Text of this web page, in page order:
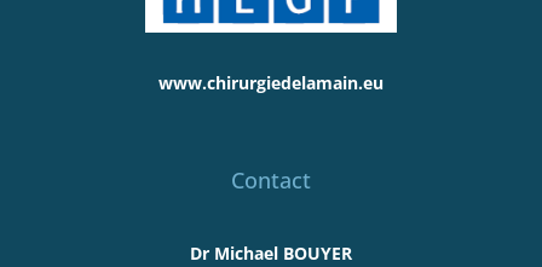
www.chirurgiedelamain.eu
Contact
Dr Michael BOUYER